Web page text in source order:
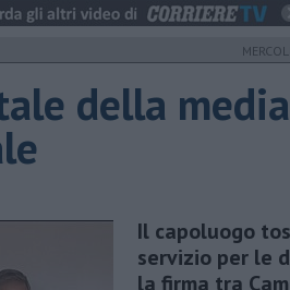
della
Il capoluogo
servizio per le
la firma tra